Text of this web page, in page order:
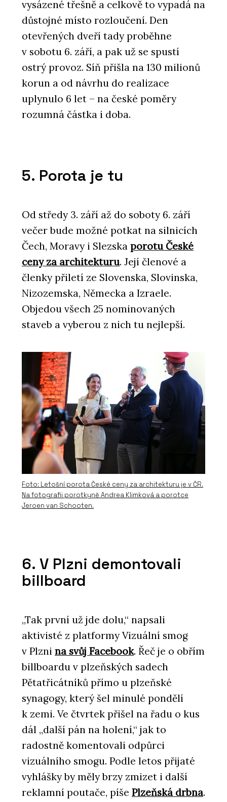
vysázené třešně a celkově to vypadá na
důstojné místo rozloučení. Den
otevřených dveří tady proběhne
v sobotu 6. září, a pak už se spustí
ostrý provoz. Síň přišla na 130 milionů
korun a od návrhu do realizace
uplynulo 6 let – na české poměry
rozumná částka i doba.
5. Porota je tu
Od středy 3. září až do soboty 6. září
večer bude možné potkat na silnicích
Čech, Moravy i Slezska porotu České
ceny za architekturu. Její členové a
členky přiletí ze Slovenska, Slovinska,
Nizozemska, Německa a Izraele.
Objedou všech 25 nominovaných
staveb a vyberou z nich tu nejlepší.
Foto: Letošní porota České ceny za architekturu je v ČR.
Na fotografii porotkyně Andrea Klimková a porotce
Jeroen van Schooten.
6. V Plzni demontovali
billboard
„Tak první už jde dolu,“ napsali
aktivisté z platformy Vizuální smog
v Plzni na svůj Facebook. Řeč je o obřím
billboardu v plzeňských sadech
Pětatřicátníků přímo u plzeňské
synagogy, který šel minulé pondělí
k zemi. Ve čtvrtek přišel na řadu o kus
dál „další pán na holení,“ jak to
radostně komentovali odpůrci
vizuálního smogu. Podle letos přijaté
vyhlášky by měly brzy zmizet i další
reklamní poutače, píše Plzeňská drbna.